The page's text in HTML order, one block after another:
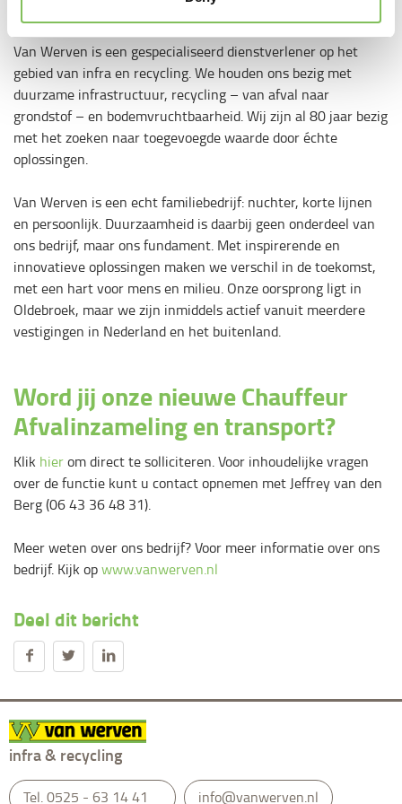
​Over ons
Van Werven is een gespecialiseerd dienstverlener op het
gebied van infra en recycling. We houden ons bezig met
duurzame infrastructuur, recycling – van afval naar
grondstof – en bodemvruchtbaarheid. Wij zijn al 80 jaar bezig
met het zoeken naar toegevoegde waarde door échte
oplossingen.
Van Werven is een echt familiebedrijf: nuchter, korte lijnen
en persoonlijk. Duurzaamheid is daarbij geen onderdeel van
ons bedrijf, maar ons fundament. Met inspirerende en
innovatieve oplossingen maken we verschil in de toekomst,
met een hart voor mens en milieu. Onze oorsprong ligt in
Oldebroek, maar we zijn inmiddels actief vanuit meerdere
vestigingen in Nederland en het buitenland.
Word jij onze nieuwe Chauffeur
Afvalinzameling en transport?
Klik hierom direct te solliciteren. Voor inhoudelijke vragen
over de functie kunt u contact opnemen met Jeffrey van den
Berg (06 43 36 48 31).
Meer weten over ons bedrijf? Voor meer informatie over ons
bedrijf. Kijk opwww.vanwerven.nl
Deel dit bericht
infra & recycling
Tel.0525 - 63 14 41 info@vanwerven.nl